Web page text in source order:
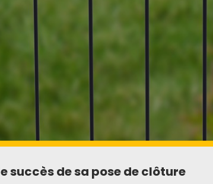
succès de sa pose de clôture